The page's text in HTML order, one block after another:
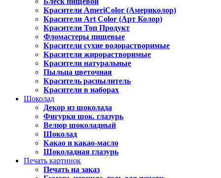
Красители AmeriColor (Америколор)
Красители Art Color (Арт Колор)
Красители Топ Продукт
Фломастеры пищевые
Красители сухие водорастворимые
Красители жирорастворимые
Красители натуральные
Пыльца цветочная
Краситель распылитель
Красители в наборах
Шоколад
Декор из шоколада
Фигурки шок. глазурь
Велюр шоколадный
Шоколад
Какао и какао-масло
Шоколадная глазурь
Печать картинок
Печать на заказ